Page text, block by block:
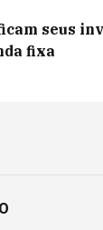
seus
fixa